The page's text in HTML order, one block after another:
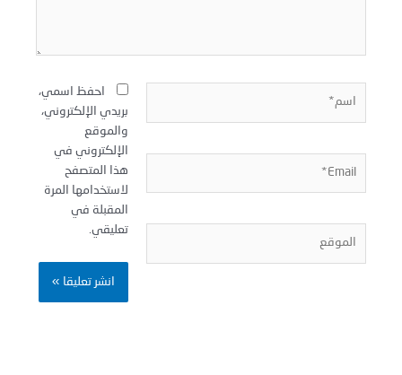
احفظ اسمي،
بريدي الإلكتروني،
والموقع
الإلكتروني في
هذا المتصفح
لاستخدامها المرة
المقبلة في
تعليقي.